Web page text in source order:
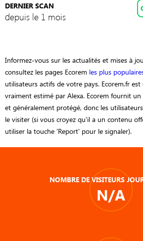
DERNIER SCAN
depuis le 1 mois
Informez-vous sur les actualités et mises à
consultez les pages Ecorem les plus
utilisateurs actifs de votre pays. Ecorem.fr
vraiment estimé par Alexa. Ecorem fournit
et généralement protégé, donc les
le visiter (si vous croyez qu'il a un contenu
utiliser la touche 'Report' pour le signaler).
NOMBRE DE VISITEURS
N/A